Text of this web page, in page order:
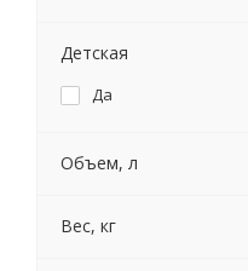
Детская
Да
Объем, л
Вес, кг